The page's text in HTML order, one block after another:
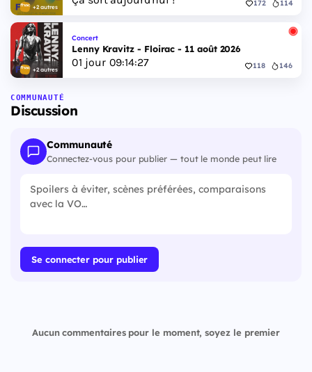
+2 autres 172 114
+2 autres
Concert
Lenny Kravitz - Floirac - 11 août 2026
01 jour 09:14:27 118 146
COMMUNAUTÉ
Discussion
Communauté
Connectez-vous pour publier — tout le monde peut lire
Se connecter pour publier
Aucun commentaires pour le moment, soyez le premier